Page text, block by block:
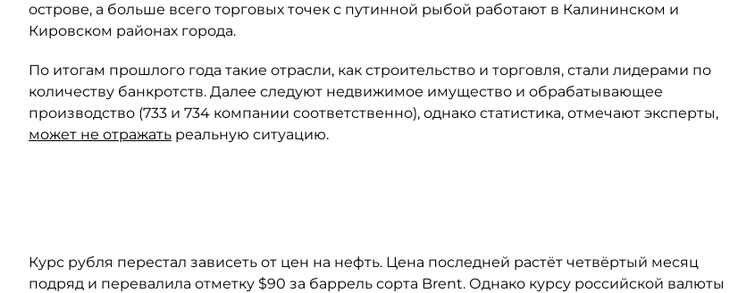
острове, а больше всего торговых точек с путинной рыбой работают в Калининском и
Кировском районах города.
По итогам прошлого года такие отрасли, как строительство и торговля, стали лидерами по
количеству банкротств. Далее следуют недвижимое имущество и обрабатывающее
производство (733 и 734 компании соответственно), однако статистика, отмечают эксперты,
может не отражать реальную ситуацию.
Курс рубля перестал зависеть от цен на нефть. Цена последней растёт четвёртый месяц
подряд и перевалила отметку $90 за баррель сорта Brent. Однако курсу российской валюты